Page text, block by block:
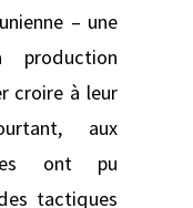
– une
production
croire à leur
aux
ont pu
tactiques